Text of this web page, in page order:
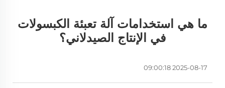
ما هي استخدامات آلة تعبئة الكبسولات
في الإنتاج الصيدلاني؟
2025-08-17 09:00:18